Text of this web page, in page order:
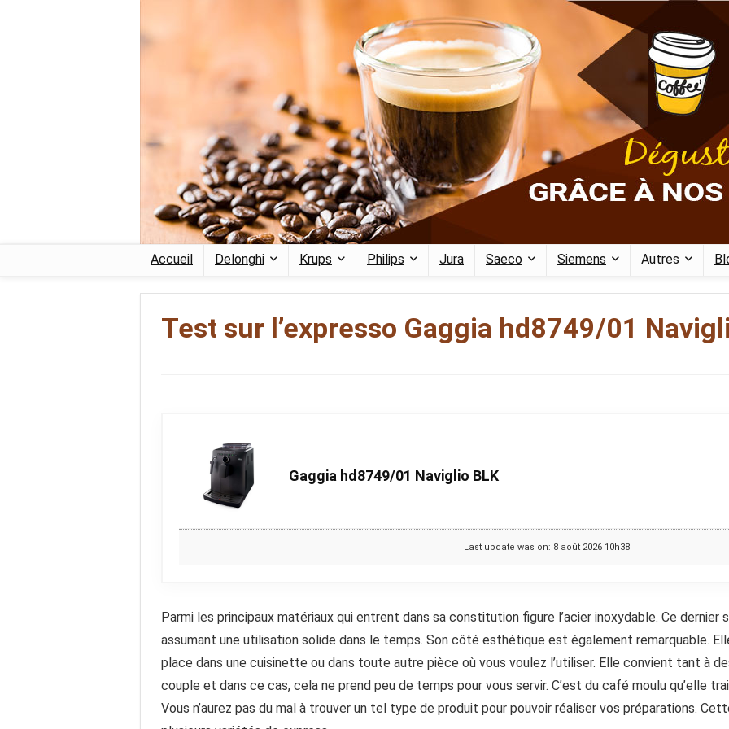
Accueil Delonghi Krups Philips Jura Saeco Siemens Autres
Test sur l’expresso Gaggia hd8749/01
Gaggia hd8749/01 Naviglio BLK
Last update was on: 8 août 2026 10h38
Parmi les principaux matériaux qui entrent dans sa constitution figure l’acier inoxydable. Ce
assumant une utilisation solide dans le temps. Son côté esthétique est également remarquable.
place dans une cuisinette ou dans toute autre pièce où vous voulez l’utiliser. Elle convient tant à
couple et dans ce cas, cela ne prend peu de temps pour vous servir. C’est du café moulu qu’elle
Vous n’aurez pas du mal à trouver un tel type de produit pour pouvoir réaliser vos préparations.